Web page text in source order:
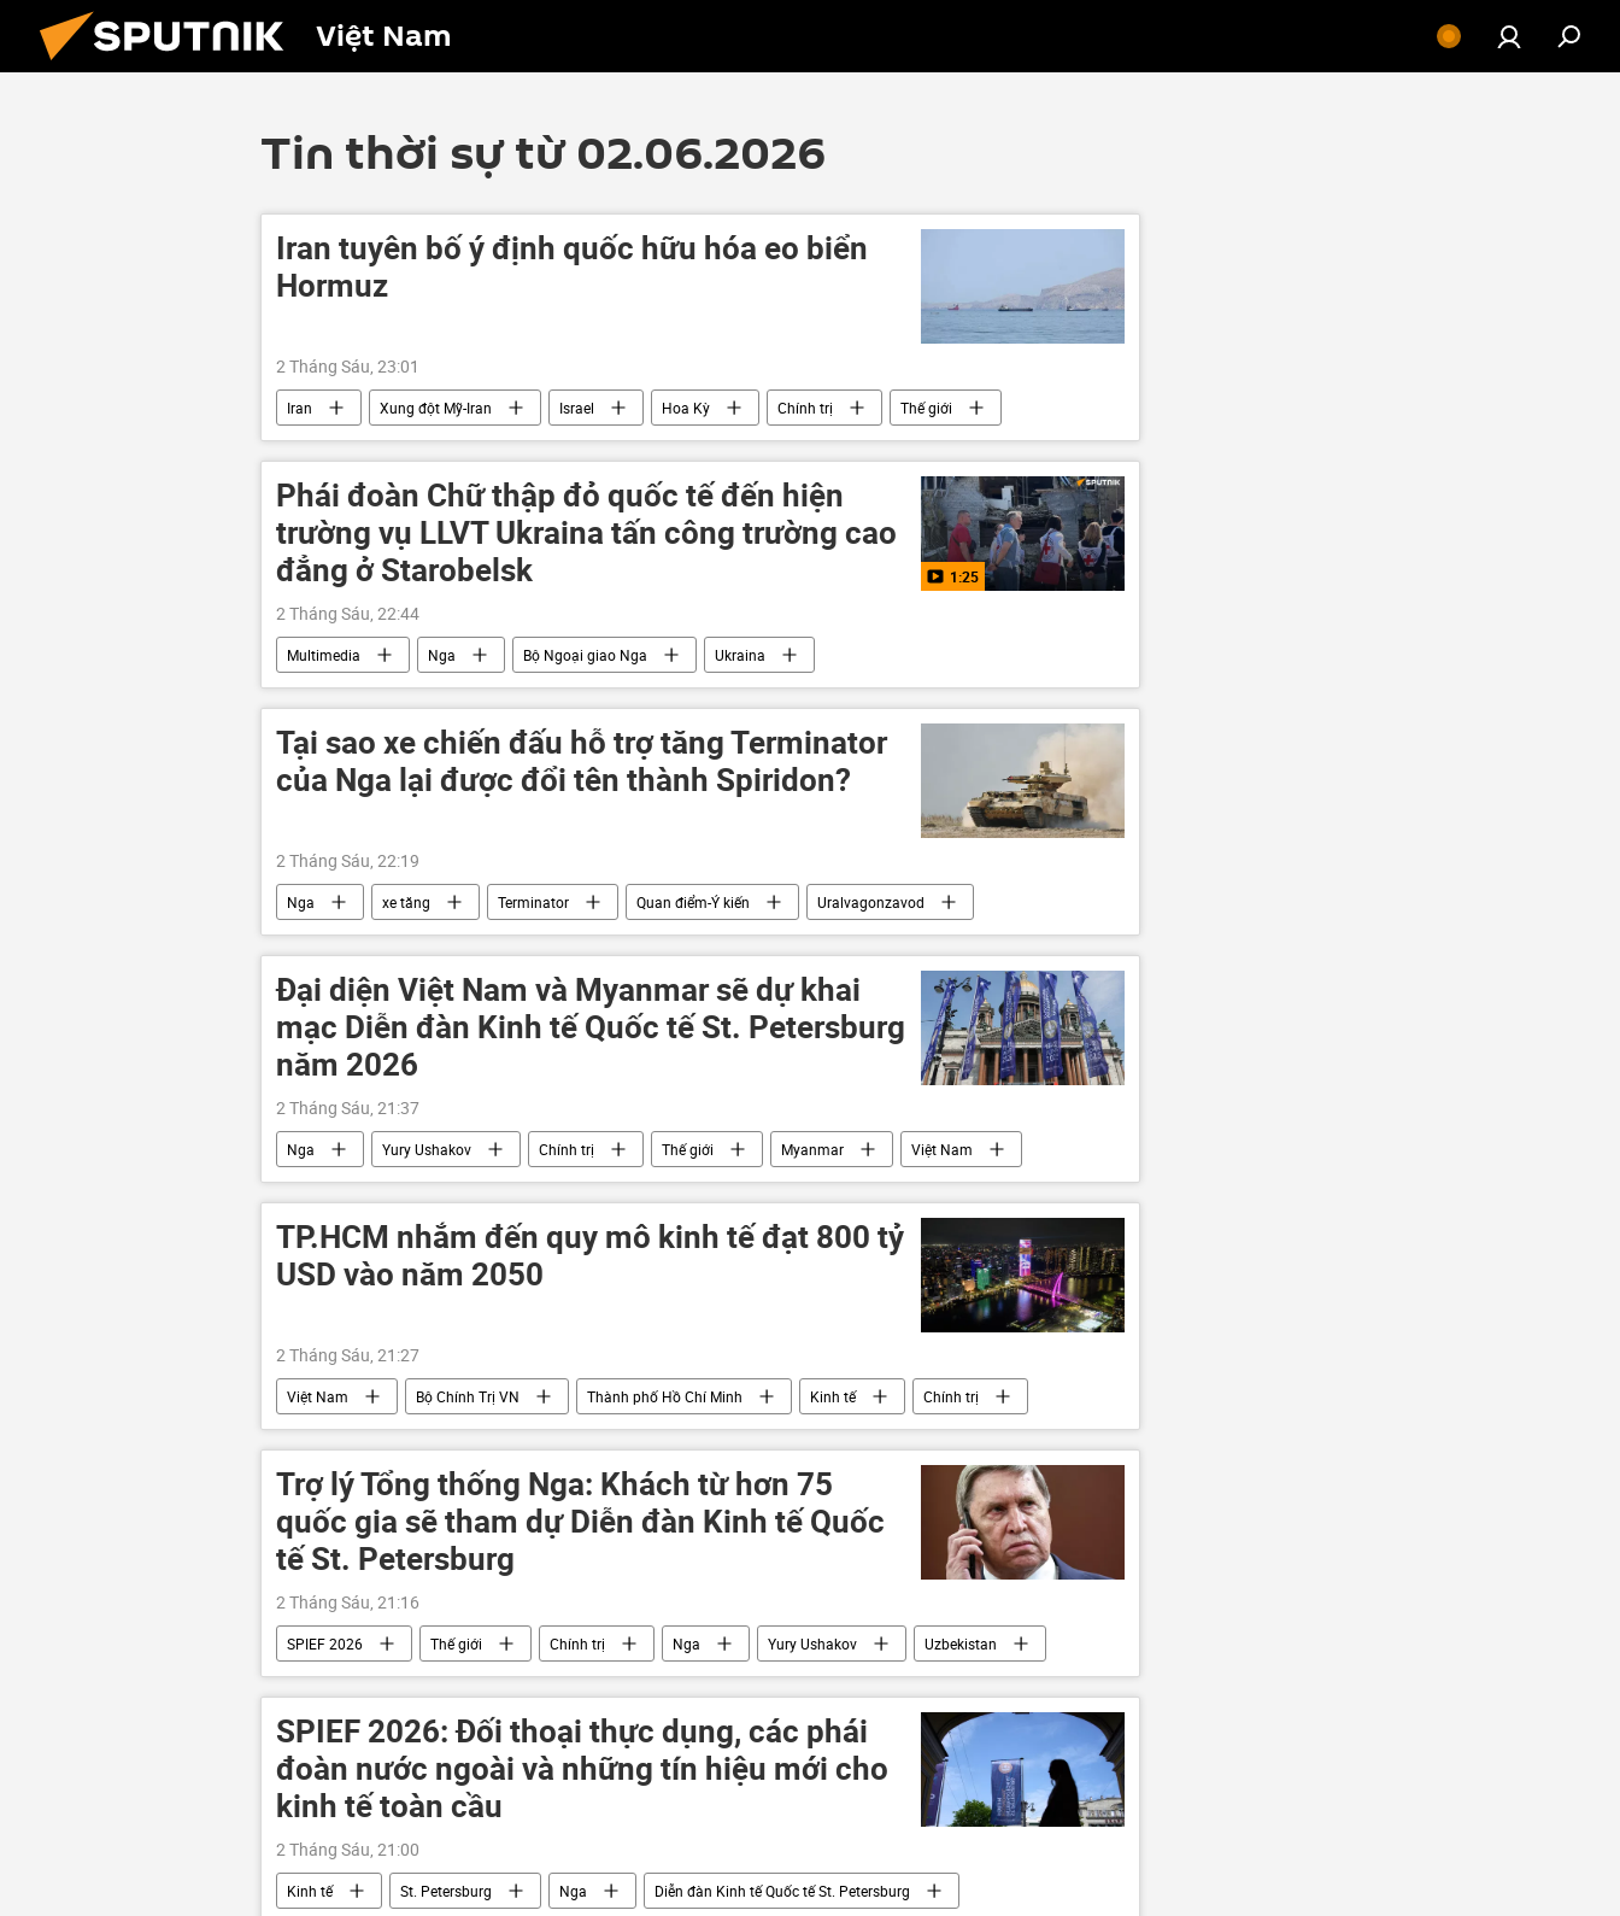
Việt Nam
Tin thời sự từ 02.06.2026
Iran tuyên bố ý định quốc hữu hóa eo biển
Hormuz
2 Tháng Sáu, 23:01
Iran Xung đột Mỹ-Iran Israel Hoa Kỳ Chính trị
Thế giới
Công nghiệp
eo biển Hormuz dầu mỏ dầu khí
đàm phán
Trung Đông
xung đột xung đột quân sự
Phái đoàn Chữ thập đỏ quốc tế đến hiện
trường vụ LLVT Ukraina tấn công trường cao
đẳng ở Starobelsk
1:25
2 Tháng Sáu, 22:44
Multimedia Nga Bộ Ngoại giao Nga
Ukraina
Cuộc khủng hoảng ở Ukraina
LNR ICRC Lugansk
Thế giới
Video
xung đột quân sự
Tại sao xe chiến đấu hỗ trợ tăng Terminator
của Nga lại được đổi tên thành Spiridon?
2 Tháng Sáu, 22:19
Nga xe tăng Terminator Quan điểm-Ý kiến Uralvagonzavod
Đại diện Việt Nam và Myanmar sẽ dự khai
mạc Diễn đàn Kinh tế Quốc tế St. Petersburg
năm 2026
2 Tháng Sáu, 21:37
Nga Yury Ushakov Chính trị Thế giới Myanmar
Việt Nam
SPIEF 2026
TP.HCM nhắm đến quy mô kinh tế đạt 800 tỷ
USD vào năm 2050
2 Tháng Sáu, 21:27
Việt Nam Bộ Chính Trị VN Thành phố Hồ Chí Minh Kinh tế
Chính trị
thông tin
Trợ lý Tổng thống Nga: Khách từ hơn 75
quốc gia sẽ tham dự Diễn đàn Kinh tế Quốc
tế St. Petersburg
2 Tháng Sáu, 21:16
SPIEF 2026 Thế giới Chính trị Nga Yury Ushakov
Uzbekistan
Hoa Kỳ
Trung Quốc Điện Kremlin Vladimir Putin
Tanzania
APEC
CSTO Abkhazia
SPIEF 2026: Đối thoại thực dụng, các phái
đoàn nước ngoài và những tín hiệu mới cho
kinh tế toàn cầu
2 Tháng Sáu, 21:00
Kinh tế St. Petersburg Nga
Diễn đàn Kinh tế Quốc tế St. Petersburg